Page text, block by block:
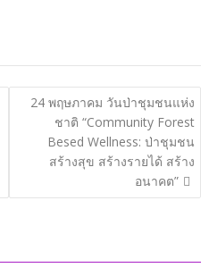
24 พฤษภาคม วันป่าชุมชนแห่ง
ชาติ “Community Forest
Besed Wellness: ป่าชุมชน
สร้างสุข สร้างรายได้ สร้าง
อนาคต”